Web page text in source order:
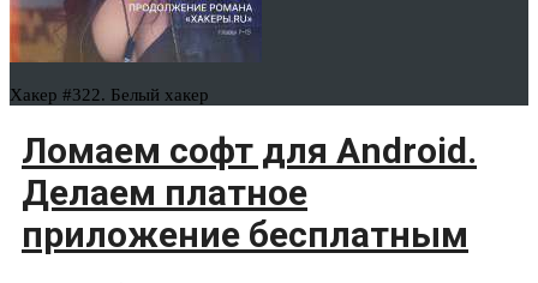
Хакер #322. Белый хакер
Ломаем софт для Android.
Делаем платное
приложение бесплатным